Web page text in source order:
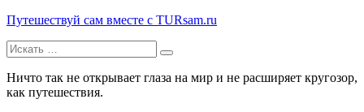
Путешествуй сам вместе с TURsam.ru
Путешествуй и узнавай новые места вместе с нами.
Искать:
Ничто так не открывает глаза на мир и не расширяет кругозор,
как путешествия.